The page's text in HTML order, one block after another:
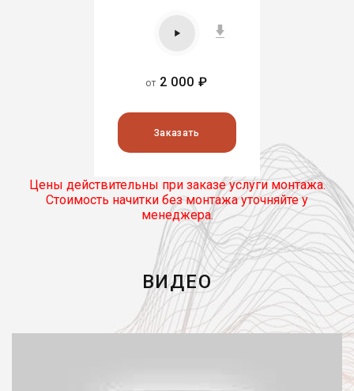
от 2 000 ₽
Заказать
Цены действительны при заказе услуги монтажа.
Стоимость начитки без монтажа уточняйте у
менеджера.
ВИДЕО